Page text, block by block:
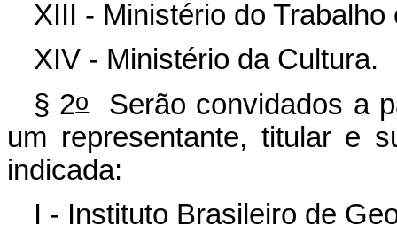
XIII - Ministério do Trabalho
XIV - Ministério da Cultura.
§ 2oSerão convidados a
um representante, titular e
indicada:
I - Instituto Brasileiro de